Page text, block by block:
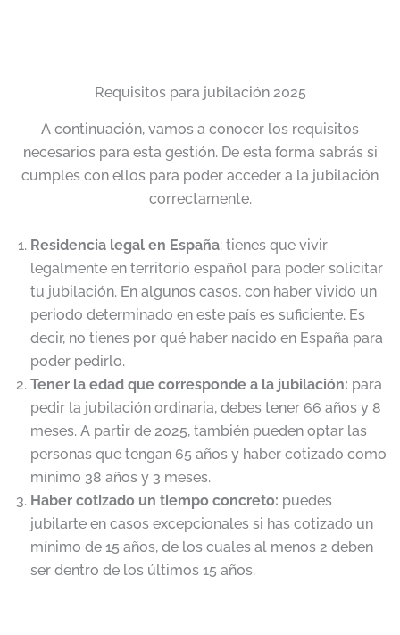
Requisitos para jubilación 2025
A continuación, vamos a conocer los requisitos
necesarios para esta gestión. De esta forma sabrás si
cumples con ellos para poder acceder a la jubilación
correctamente.
Residencia legal en España: tienes que vivir
legalmente en territorio español para poder solicitar
tu jubilación. En algunos casos, con haber vivido un
periodo determinado en este país es suficiente. Es
decir, no tienes por qué haber nacido en España para
poder pedirlo.
Tener la edad que corresponde a la jubilación: para
pedir la jubilación ordinaria, debes tener 66 años y 8
meses. A partir de 2025, también pueden optar las
personas que tengan 65 años y haber cotizado como
mínimo 38 años y 3 meses.
Haber cotizado un tiempo concreto: puedes
jubilarte en casos excepcionales si has cotizado un
mínimo de 15 años, de los cuales al menos 2 deben
ser dentro de los últimos 15 años.